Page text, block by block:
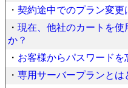
・ 契約途中でのプラン変
・ 現在、他社のカートを使
か？
・ お客様からパスワード
・ 専用サーバープランとは